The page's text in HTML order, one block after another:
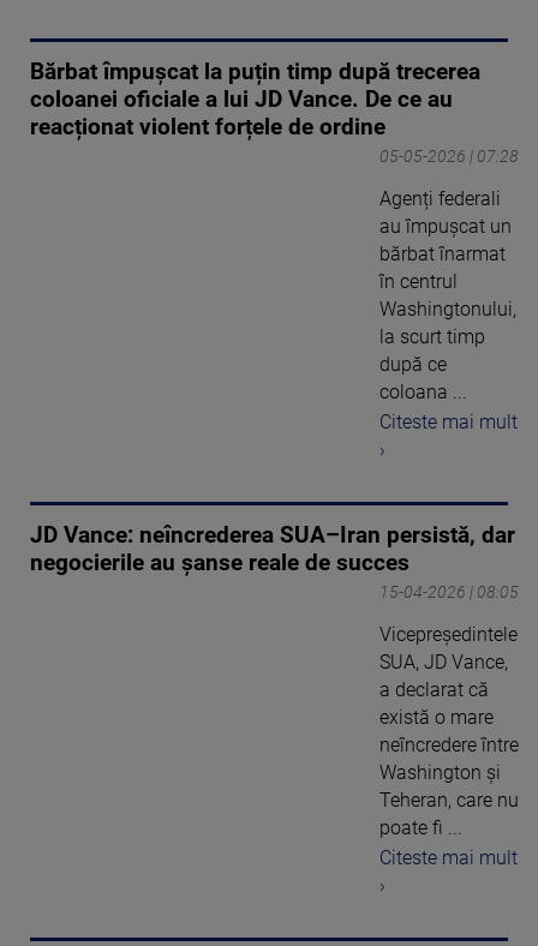
Bărbat împușcat la puțin timp după trecerea
coloanei oficiale a lui JD Vance. De ce au
reacționat violent forțele de ordine
05-05-2026 | 07:28
Agenți federali
au împușcat un
bărbat înarmat
în centrul
Washingtonului,
la scurt timp
după ce
coloana ...
Citeste mai mult
›
JD Vance: neîncrederea SUA–Iran persistă, dar
negocierile au șanse reale de succes
15-04-2026 | 08:05
Vicepreşedintele
SUA, JD Vance,
a declarat că
există o mare
neîncredere între
Washington şi
Teheran, care nu
poate fi ...
Citeste mai mult
›